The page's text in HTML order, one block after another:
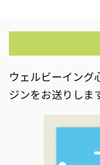
ウェルビーイング
ジンをお送りしま